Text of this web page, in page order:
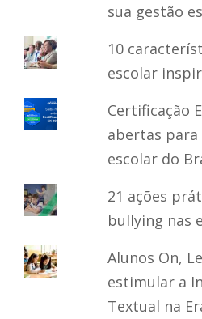
sua gestão
10
escolar
Certificação
abertas para
escolar do
21 ações
bullying nas
Alunos On,
estimular a
Textual na